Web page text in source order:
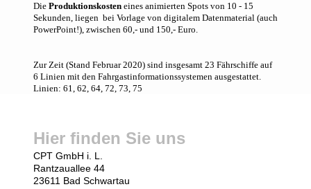
Die Produktionskosten eines animierten Spots von 10 - 15
Sekunden, liegen bei Vorlage von digitalem Datenmaterial (auch
PowerPoint!), zwischen 60,- und 150,- Euro.
Zur Zeit (Stand Februar 2020) sind insgesamt 23 Fährschiffe auf
6 Linien mit den Fahrgastinformationssystemen ausgestattet.
Linien: 61, 62, 64, 72, 73, 75
Hier finden Sie uns
CPT GmbH i. L.
Rantzauallee 44
23611 Bad Schwartau